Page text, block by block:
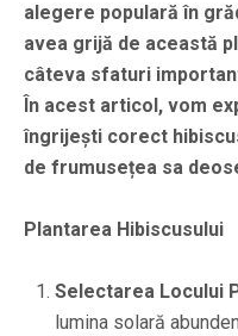
alegere populară în
avea grijă de această
câteva sfaturi
În acest articol, vom
îngrijești corect
de frumusețea sa
Plantarea Hibiscusului
Selectarea Locului
lumina solară